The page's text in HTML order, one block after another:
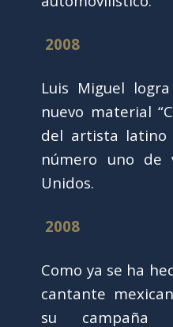
2008
Luis Miguel
nuevo material
del artista latino
número uno de
Unidos.
2008
Como ya se ha
cantante
su campaña